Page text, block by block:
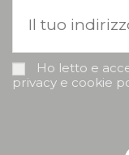
Ho letto e
privacy e cookie